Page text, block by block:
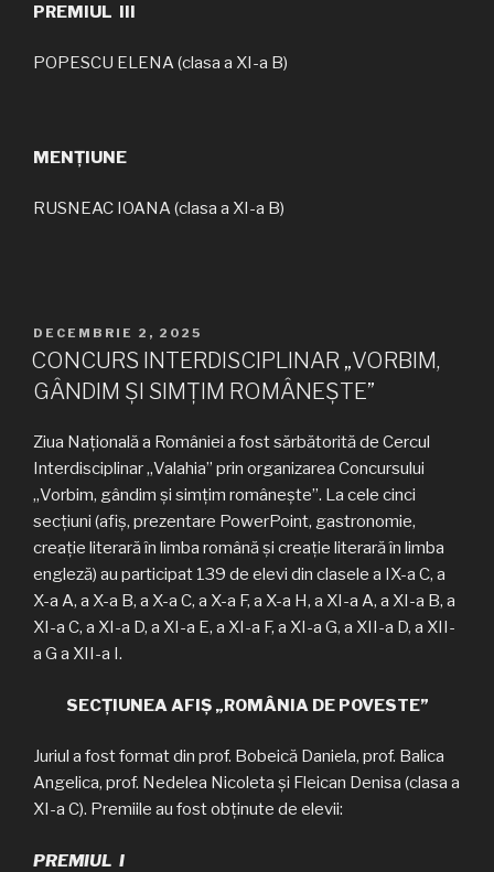
PREMIUL III
POPESCU ELENA (clasa a XI-a B)
MENȚIUNE
RUSNEAC IOANA (clasa a XI-a B)
PUBLICAT
PE
DECEMBRIE 2, 2025
CONCURS INTERDISCIPLINAR „VORBIM,
GÂNDIM ȘI SIMȚIM ROMÂNEȘTE”
Ziua Națională a României a fost sărbătorită de Cercul
Interdisciplinar „Valahia” prin organizarea Concursului
„Vorbim, gândim și simțim românește”. La cele cinci
secțiuni (afiș, prezentare PowerPoint, gastronomie,
creație literară în limba română și creație literară în limba
engleză) au participat 139 de elevi din clasele a IX-a C, a
X-a A, a X-a B, a X-a C, a X-a F, a X-a H, a XI-a A, a XI-a B, a
XI-a C, a XI-a D, a XI-a E, a XI-a F, a XI-a G, a XII-a D, a XII-
a G a XII-a I.
SECȚIUNEA AFIȘ „ROMÂNIA DE POVESTE”
Juriul a fost format din prof. Bobeică Daniela, prof. Balica
Angelica, prof. Nedelea Nicoleta și Fleican Denisa (clasa a
XI-a C). Premiile au fost obținute de elevii:
PREMIUL I